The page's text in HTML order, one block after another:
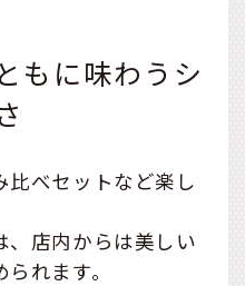
もに味わうシ
比べセットなど楽し
、店内からは美しい
れます。